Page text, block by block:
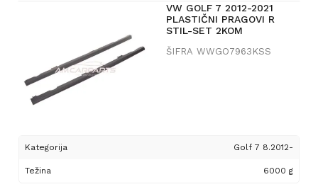
VW GOLF 7 2012-2021
PLASTIČNI PRAGOVI R
STIL-SET 2KOM
ŠIFRA WWGO7963KSS
Kategorija Golf 7 8.2012-
Težina 6000 g